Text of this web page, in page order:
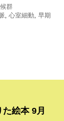
群
心室細動 早期
絵本 9月